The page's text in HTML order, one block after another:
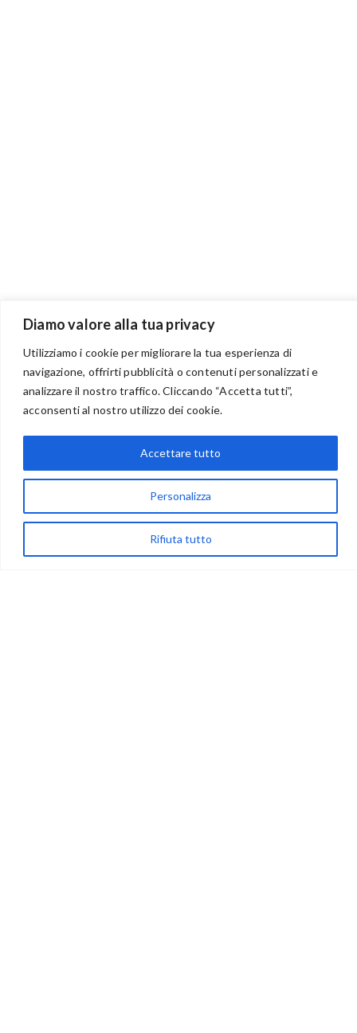
Diamo valore alla tua privacy
Utilizziamo i cookie per migliorare la tua esperienza di
navigazione, offrirti pubblicità o contenuti personalizzati e
analizzare il nostro traffico. Cliccando “Accetta tutti”,
acconsenti al nostro utilizzo dei cookie.
Personalizza
Rifiuta tutto
Accettare tutto
BENVENUTI NEL PORTALE RIVENDITORI
via Acqua delle Noci 12
83024 Monteforte Irpino (AV)
(+39) 081-7777233